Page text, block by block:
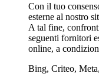
Con il tuo
esterne al nostro
A tal fine,
seguenti fornitori
online, a
Bing, Criteo,